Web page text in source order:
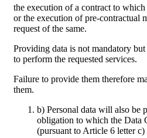
the execution of a contract to
or the execution of pre-contractual
request of the same.
Providing data is not mandatory but
to perform the requested services.
Failure to provide them therefore
them.
b) Personal data will also be
obligation to which the Data
(pursuant to Article 6 letter